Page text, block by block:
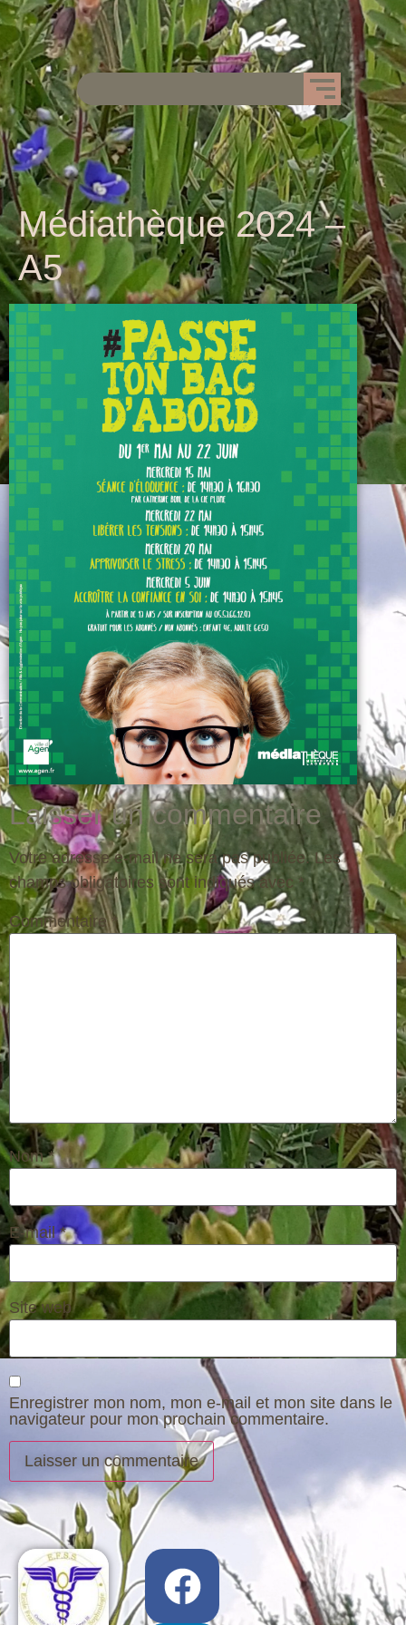
Médiathèque 2024 –
A5
Laisser un commentaire
Votre adresse e-mail ne sera pas publiée. Les
champs obligatoires sont indiqués avec *
Commentaire*
Nom*
E-mail*
Site web
Enregistrer mon nom, mon e-mail et mon site dans le
navigateur pour mon prochain commentaire.